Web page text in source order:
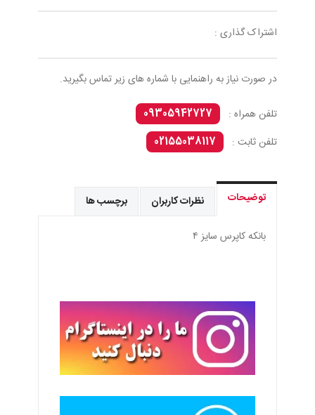
اشتراک گذاری :
در صورت نیاز به راهنمایی با شماره های زیر تماس بگیرید.
تلفن همراه :
09305942727
تلفن ثابت :
02155038117
توضیحات نظرات کاربران برچسب ها
بانكه كاپرس سايز ٤